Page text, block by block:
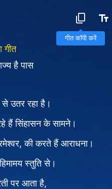
गीत कॉपी करें
गीत
है पास
उतर रहा है।
हैं सिंहासन के सामने।
की करते हैं आराधना।
स्तुति से।
पर आता है,